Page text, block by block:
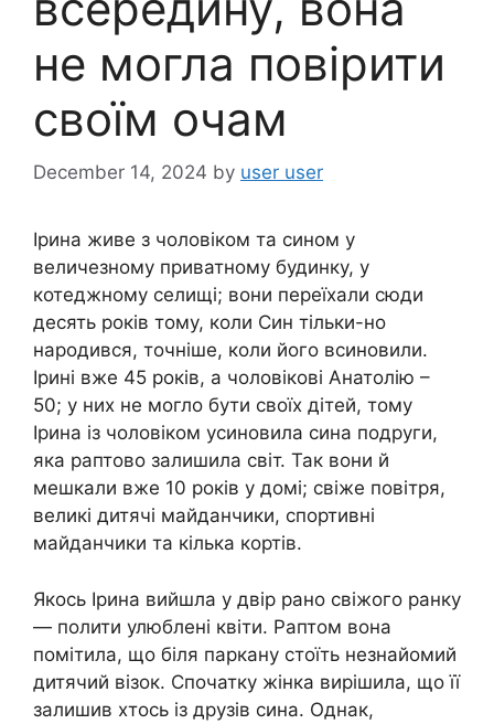
не могла повірити
своїм очам
December 14, 2024 by user user
Ірина живе з чоловіком та сином у
величезному приватному будинку, у
котеджному селищі; вони переїхали сюди
десять років тому, коли Син тільки-но
народився, точніше, коли його всиновили.
Ірині вже 45 років, а чоловікові Анатолію –
50; у них не могло бути своїх дітей, тому
Ірина із чоловіком усиновила сина подруги,
яка раптово залишила світ. Так вони й
мешкали вже 10 років у домі; свіже повітря,
великі дитячі майданчики, спортивні
майданчики та кілька кортів.
Якось Ірина вийшла у двір рано свіжого ранку
— полити улюблені квіти. Раптом вона
помітила, що біля паркану стоїть незнайомий
дитячий візок. Спочатку жінка вирішила, що її
залишив хтось із друзів сина. Однак,